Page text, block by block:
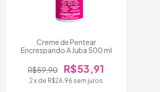
Creme de Pentear
Encrespando A Juba 500 ml
R$59,90 R$53,91
2x de R$26,96 sem juros